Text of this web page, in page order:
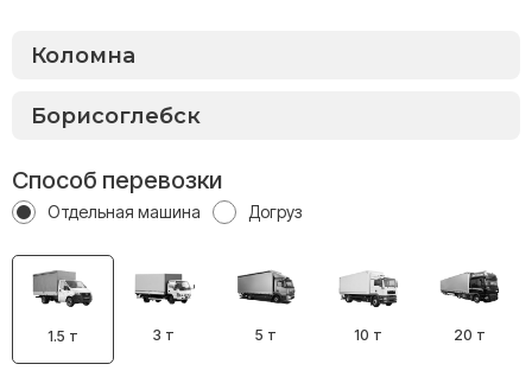
Способ перевозки
Отдельная машина Догруз
1.5 т 3 т 5 т 10 т 20 т